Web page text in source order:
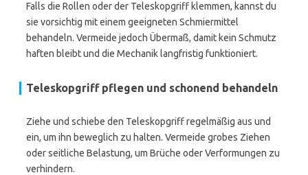
Falls die Rollen oder der Teleskopgriff klemmen, kannst du
sie vorsichtig mit einem geeigneten Schmiermittel
behandeln. Vermeide jedoch Übermaß, damit kein Schmutz
haften bleibt und die Mechanik langfristig funktioniert.
Teleskopgriff pflegen und schonend behandeln
Ziehe und schiebe den Teleskopgriff regelmäßig aus und
ein, um ihn beweglich zu halten. Vermeide grobes Ziehen
oder seitliche Belastung, um Brüche oder Verformungen zu
verhindern.